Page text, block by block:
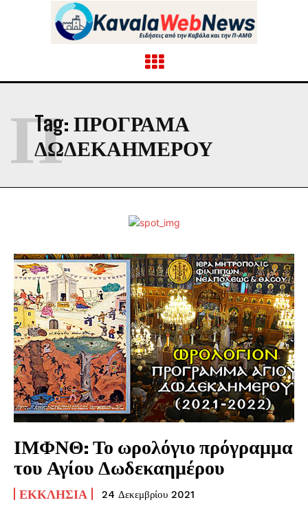
Tag: ΠΡΟΓΡΑΜΑ
ΔΩΔΕΚΑΗΜΕΡΟΥ
Π
ΙΜΦΝΘ: Το ωρολόγιο πρόγραμμα
του Αγίου Δωδεκαημέρου
ΕΚΚΛΗΣΊΑ 24 Δεκεμβρίου 2021